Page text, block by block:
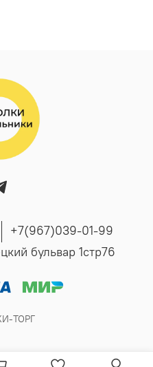
+7(967)039-01-99
бульвар 1стр76
ТОРГ